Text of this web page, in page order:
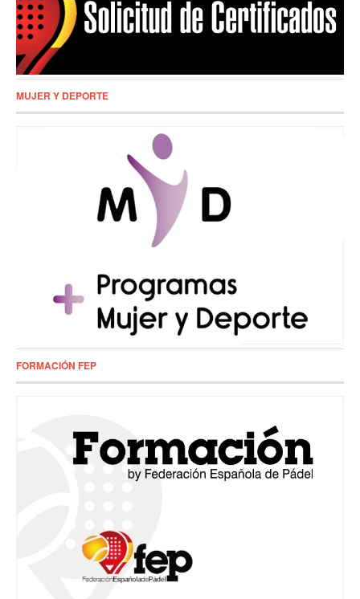
MUJER Y DEPORTE
FORMACIÓN FEP